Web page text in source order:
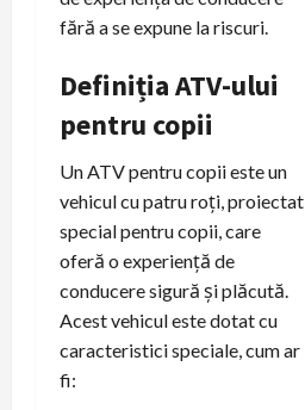
fără a se expune la riscuri.
Definiția ATV-ului
pentru copii
Un ATV pentru copii este un
vehicul cu patru roți, proiectat
special pentru copii, care
oferă o experiență de
conducere sigură și plăcută.
Acest vehicul este dotat cu
caracteristici speciale, cum ar
fi: